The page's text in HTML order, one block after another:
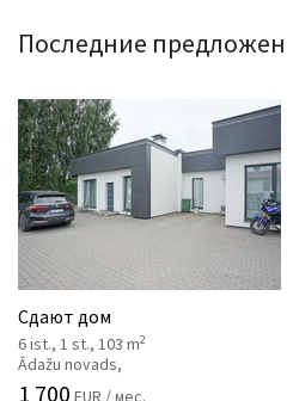
Последние
Сдают дом
6 ist., 1 st., 103 m2
Ādažu novads,
1 700 EUR / мес.